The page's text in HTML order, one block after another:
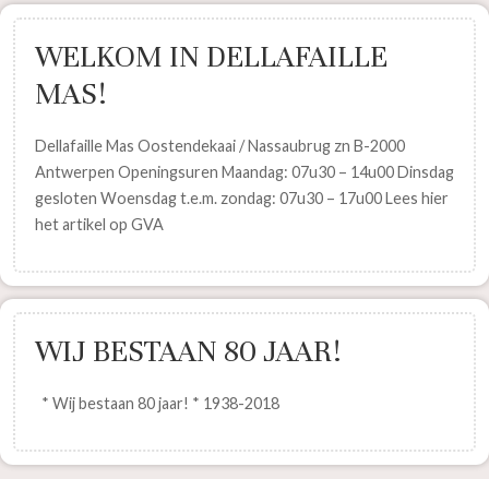
WELKOM IN DELLAFAILLE
MAS!
Dellafaille Mas Oostendekaai / Nassaubrug zn B-2000
Antwerpen Openingsuren Maandag: 07u30 – 14u00 Dinsdag
gesloten Woensdag t.e.m. zondag: 07u30 – 17u00 Lees hier
het artikel op GVA
WIJ BESTAAN 80 JAAR!
* Wij bestaan 80 jaar! * 1938-2018